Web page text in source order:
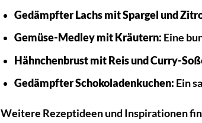
Gedämpfter Lachs mit Spargel und
Gemüse-Medley mit Kräutern: Eine
Hähnchenbrust mit Reis und Curry-
Gedämpfter Schokoladenkuchen: Ein
Weitere Rezeptideen und Inspirationen